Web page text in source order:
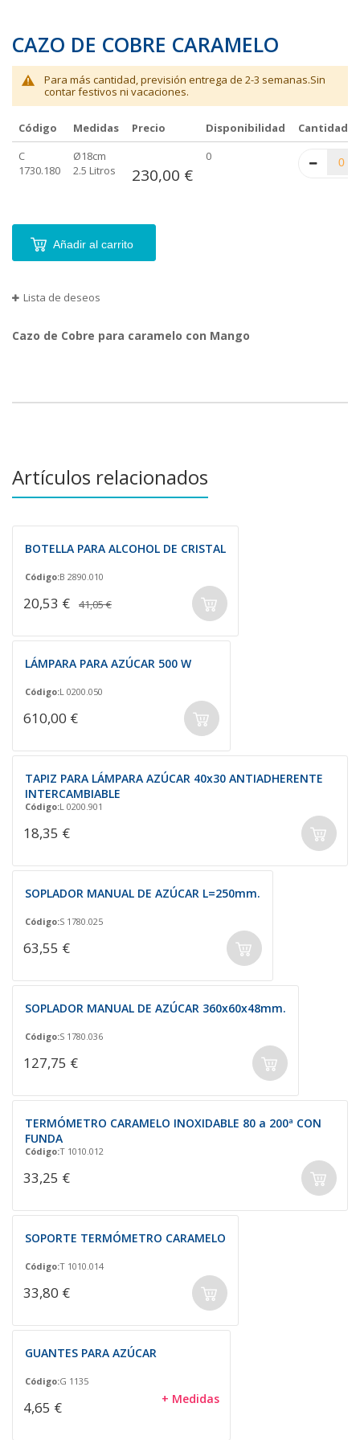
CAZO DE COBRE CARAMELO
Para más cantidad, previsión entrega de 2-3 semanas.Sin
contar festivos ni vacaciones.
Elementos
de
Código Medidas Precio Disponibilidad
Cantidad
C
1730.180
Ø18cm
2.5 Litros
230,00 €
0
Añadir al carrito
Lista de deseos
Cazo de Cobre para caramelo con Mango
Artículos relacionados
BOTELLA PARA ALCOHOL DE CRISTAL
Código:B 2890.010
20,53 € 41,05 €
LÁMPARA PARA AZÚCAR 500 W
Código:L 0200.050
610,00 €
TAPIZ PARA LÁMPARA AZÚCAR 40x30 ANTIADHERENTE
INTERCAMBIABLE
Código:L 0200.901
18,35 €
SOPLADOR MANUAL DE AZÚCAR L=250mm.
Código:S 1780.025
63,55 €
SOPLADOR MANUAL DE AZÚCAR 360x60x48mm.
Código:S 1780.036
127,75 €
TERMÓMETRO CARAMELO INOXIDABLE 80 a 200ª CON
FUNDA
Código:T 1010.012
33,25 €
SOPORTE TERMÓMETRO CARAMELO
Código:T 1010.014
33,80 €
GUANTES PARA AZÚCAR
Código:G 1135
4,65 € + Medidas